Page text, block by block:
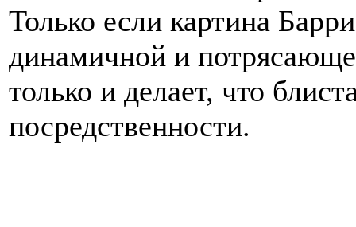
Только если картина
динамичной и
только и делает, что
посредственности.